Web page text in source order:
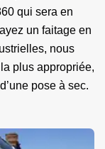
qui sera en
un faitage en
nous
plus appropriée,
pose à sec.